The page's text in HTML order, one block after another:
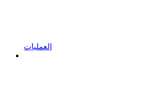
العمليات